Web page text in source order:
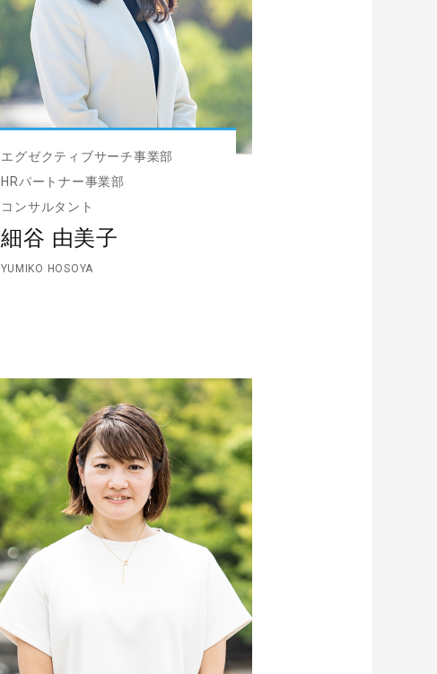
エグゼクティブサーチ事業部
HRパートナー事業部
コンサルタント
細谷 由美子
YUMIKO HOSOYA